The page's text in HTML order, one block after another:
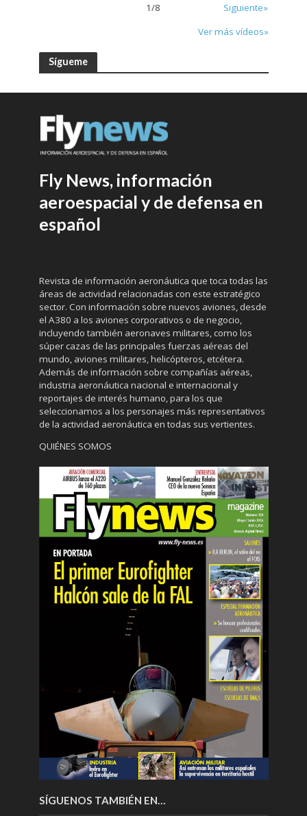
1/8
Siguiente»
Ver más vídeos»
Sígueme
Fly News, información
aeroespacial y de defensa en
español
Revista de información aeronáutica que toca todas las
áreas de actividad relacionadas con este estratégico
sector. Con información sobre nuevos aviones, desde
el A380 a los aviones corporativos o de negocio,
incluyendo también aeronaves militares, como los
súper cazas de las principales fuerzas aéreas del
mundo, aviones militares, helicópteros, etcétera.
Además de información sobre compañías aéreas,
industria aeronáutica nacional e internacional y
reportajes de interés humano, para los que
seleccionamos a los personajes más representativos
de la actividad aeronáutica en todas sus vertientes.
QUIÉNES SOMOS
SÍGUENOS TAMBIÉN EN…